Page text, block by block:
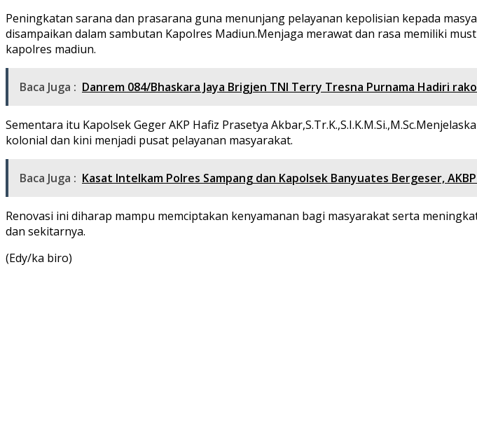
Peningkatan sarana dan prasarana guna menunjang pelayanan kepolisian kepada
disampaikan dalam sambutan Kapolres Madiun.Menjaga merawat dan rasa memiliki
kapolres madiun.
Baca Juga : Danrem 084/Bhaskara Jaya Brigjen TNI Terry Tresna Purnama Hadiri
Sementara itu Kapolsek Geger AKP Hafiz Prasetya
kolonial dan kini menjadi pusat pelayanan masyarakat.
Baca Juga : Kasat Intelkam Polres Sampang dan Kapolsek Banyuates Bergeser,
Renovasi ini diharap mampu memciptakan kenyamanan bagi masyarakat serta
dan sekitarnya.
(Edy/ka biro)